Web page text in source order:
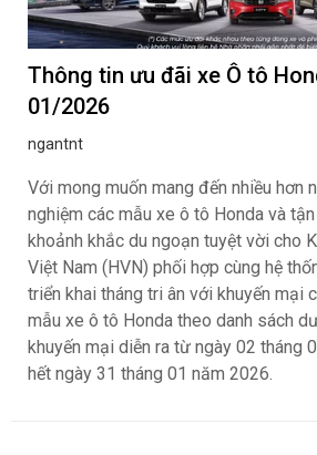
Thông tin ưu đãi xe Ô tô
01/2026
ngantnt
Với mong muốn mang đến nhiều hơn
nghiệm các mẫu xe ô tô Honda và
khoảnh khắc du ngoạn tuyệt vời cho
Việt Nam (HVN) phối hợp cùng hệ
triển khai tháng tri ân với khuyến mại
mẫu xe ô tô Honda theo danh sách
khuyến mại diễn ra từ ngày 02 tháng
hết ngày 31 tháng 01 năm 2026.